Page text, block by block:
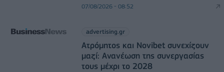
07/08/2026 - 08:52
advertising.gr
Ατρόμητος και Novibet συνεχίζουν
μαζί: Ανανέωση της συνεργασίας
τους μέχρι το 2028